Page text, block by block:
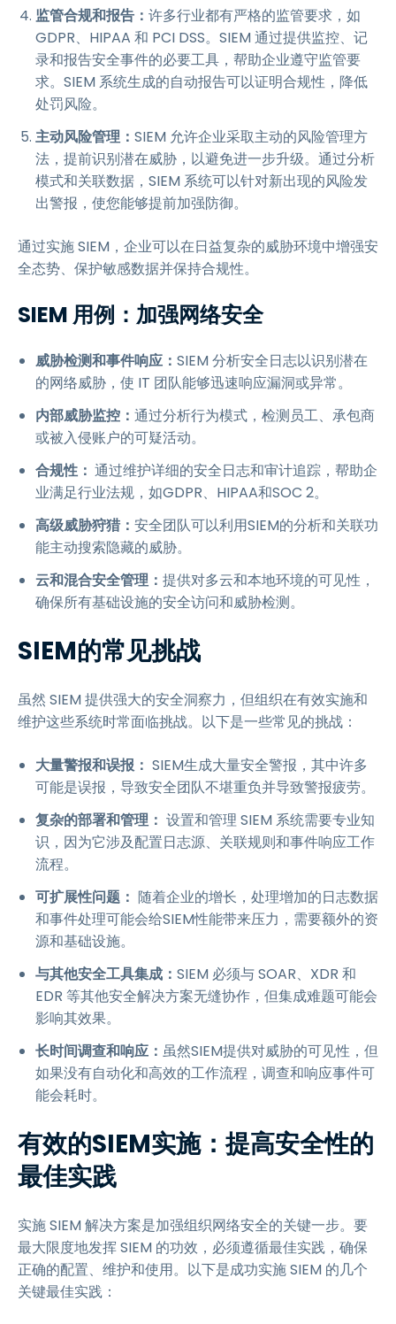
监管合规和报告： 许多行业都有严格的监管要求，如
GDPR、HIPAA 和 PCI DSS。SIEM 通过提供监控、记
录和报告安全事件的必要工具，帮助企业遵守监管要
求。SIEM 系统生成的自动报告可以证明合规性，降低
处罚风险。
主动风险管理： SIEM 允许企业采取主动的风险管理方
法，提前识别潜在威胁，以避免进一步升级。通过分析
模式和关联数据，SIEM 系统可以针对新出现的风险发
出警报，使您能够提前加强防御。
通过实施 SIEM，企业可以在日益复杂的威胁环境中增强安
全态势、保护敏感数据并保持合规性。
SIEM 用例：加强网络安全
威胁检测和事件响应： SIEM 分析安全日志以识别潜在
的网络威胁，使 IT 团队能够迅速响应漏洞或异常。
内部威胁监控： 通过分析行为模式，检测员工、承包商
或被入侵账户的可疑活动。
合规性： 通过维护详细的安全日志和审计追踪，帮助企
业满足行业法规，如GDPR、HIPAA和SOC 2。
高级威胁狩猎： 安全团队可以利用SIEM的分析和关联功
能主动搜索隐藏的威胁。
云和混合安全管理： 提供对多云和本地环境的可见性，
确保所有基础设施的安全访问和威胁检测。
SIEM的常见挑战
虽然 SIEM 提供强大的安全洞察力，但组织在有效实施和
维护这些系统时常面临挑战。以下是一些常见的挑战：
大量警报和误报： SIEM生成大量安全警报，其中许多
可能是误报，导致安全团队不堪重负并导致警报疲劳。
复杂的部署和管理： 设置和管理 SIEM 系统需要专业知
识，因为它涉及配置日志源、关联规则和事件响应工作
流程。
可扩展性问题： 随着企业的增长，处理增加的日志数据
和事件处理可能会给SIEM性能带来压力，需要额外的资
源和基础设施。
与其他安全工具集成： SIEM 必须与 SOAR、XDR 和
EDR 等其他安全解决方案无缝协作，但集成难题可能会
影响其效果。
长时间调查和响应： 虽然SIEM提供对威胁的可见性，但
如果没有自动化和高效的工作流程，调查和响应事件可
能会耗时。
有效的SIEM实施：提高安全性的
最佳实践
实施 SIEM 解决方案是加强组织网络安全的关键一步。要
最大限度地发挥 SIEM 的功效，必须遵循最佳实践，确保
正确的配置、维护和使用。以下是成功实施 SIEM 的几个
关键最佳实践：